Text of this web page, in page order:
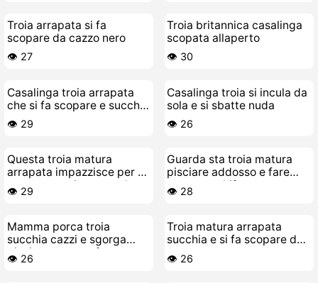
Troia arrapata si fa
scopare da cazzo nero
👁️ 27
Troia britannica casalinga
scopata allaperto
👁️ 30
Casalinga troia arrapata
che si fa scopare e succhia
il cazzo al suo stallone nero
👁️ 29
Casalinga troia si incula da
sola e si sbatte nuda
👁️ 26
Questa troia matura
arrapata impazzisce per un
cazzo nero giovane e duro
👁️ 29
Guarda sta troia matura
pisciare addosso e fare
porcate schifose
👁️ 28
Mamma porca troia
succhia cazzi e sgorga
piscio come una fontana
👁️ 26
Troia matura arrapata
succhia e si fa scopare da
un negro
👁️ 26